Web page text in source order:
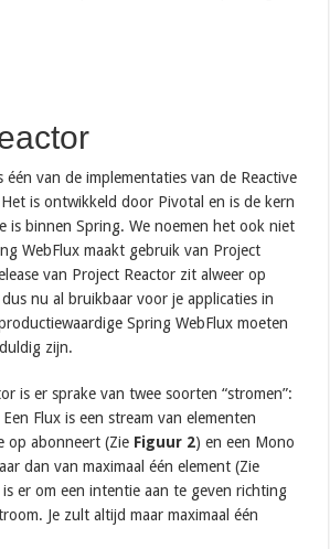
één van de implementaties van de Reactive
is ontwikkeld door Pivotal en is de kern
is binnen Spring. We noemen het ook niet
WebFlux maakt gebruik van Project
van Project Reactor zit alweer op
dus nu al bruikbaar voor je applicaties in
Spring WebFlux moeten
zijn.
is er sprake van twee soorten “stromen”:
Flux is een stream van elementen
op abonneert (Zie Figuur 2) en een Mono
dan van maximaal één element (Zie
er om een intentie aan te geven richting
Je zult altijd maar maximaal één